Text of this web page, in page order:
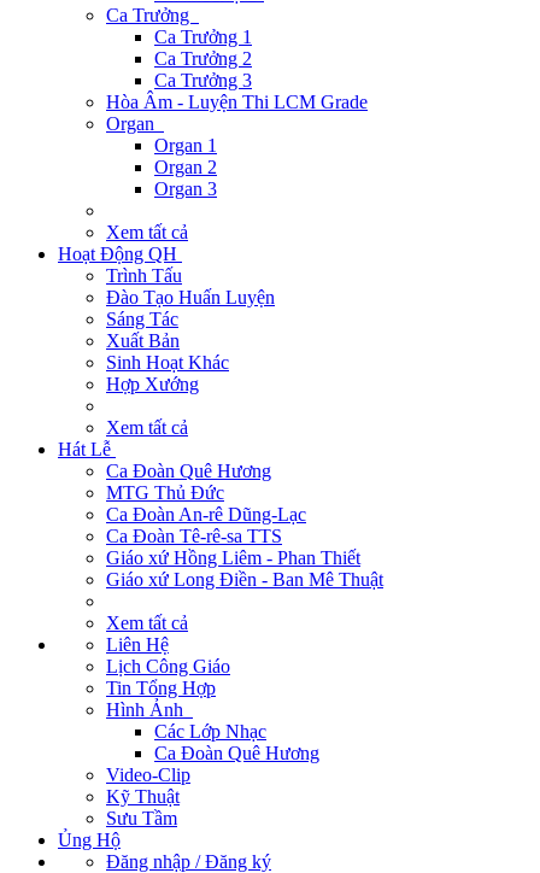
Ca Trưởng
Ca Trưởng 1
Ca Trưởng 2
Ca Trưởng 3
Hòa Âm - Luyện Thi LCM Grade
Organ
Organ 1
Organ 2
Organ 3
Xem tất cả
Hoạt Động QH
Trình Tấu
Đào Tạo Huấn Luyện
Sáng Tác
Xuất Bản
Sinh Hoạt Khác
Hợp Xướng
Xem tất cả
Hát Lễ
Ca Đoàn Quê Hương
MTG Thủ Đức
Ca Đoàn An-rê Dũng-Lạc
Ca Đoàn Tê-rê-sa TTS
Giáo xứ Hồng Liêm - Phan Thiết
Giáo xứ Long Điền - Ban Mê Thuật
Xem tất cả
Liên Hệ
Lịch Công Giáo
Tin Tổng Hợp
Hình Ảnh
Các Lớp Nhạc
Ca Đoàn Quê Hương
Video-Clip
Kỹ Thuật
Sưu Tầm
Ủng Hộ
Đăng nhập / Đăng ký